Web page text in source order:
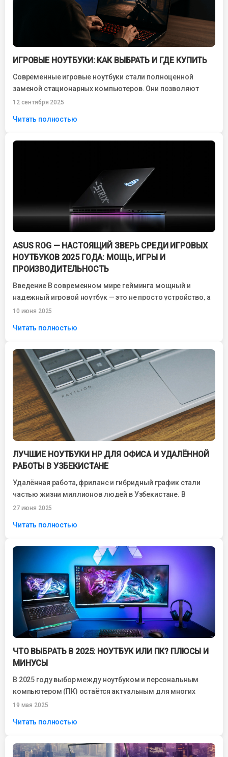
ИГРОВЫЕ НОУТБУКИ: КАК ВЫБРАТЬ И ГДЕ КУПИТЬ
Современные игровые ноутбуки стали полноценной
заменой стационарных компьютеров. Они позволяют
наслаждаться любимыми играми без ограничений, при
12 сентября 2025
Читать полностью
ASUS ROG — НАСТОЯЩИЙ ЗВЕРЬ СРЕДИ ИГРОВЫХ
НОУТБУКОВ 2025 ГОДА: МОЩЬ, ИГРЫ И
ПРОИЗВОДИТЕЛЬНОСТЬ
Введение В современном мире гейминга мощный и
надежный игровой ноутбук — это не просто устройство, а
важный инструмент для достижения...
10 июня 2025
Читать полностью
ЛУЧШИЕ НОУТБУКИ HP ДЛЯ ОФИСА И УДАЛЁННОЙ
РАБОТЫ В УЗБЕКИСТАНЕ
Удалённая работа, фриланс и гибридный график стали
частью жизни миллионов людей в Узбекистане. В
условиях постоянной связи, видеозвонков,
27 июня 2025
Читать полностью
ЧТО ВЫБРАТЬ В 2025: НОУТБУК ИЛИ ПК? ПЛЮСЫ И
МИНУСЫ
В 2025 году выбор между ноутбуком и персональным
компьютером (ПК) остаётся актуальным для многих
пользователей. С развитием технологий оба варианта...
19 мая 2025
Читать полностью